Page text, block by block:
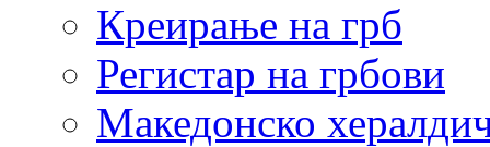
Креирање на грб
Регистар на грбови
Македонско